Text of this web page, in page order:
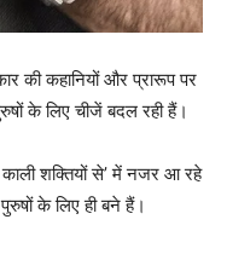
की कहानियों और प्रारूप पर
के लिए चीजें बदल रही हैं।
शक्तियों से’ में नजर आ रहे
के लिए ही बने हैं।